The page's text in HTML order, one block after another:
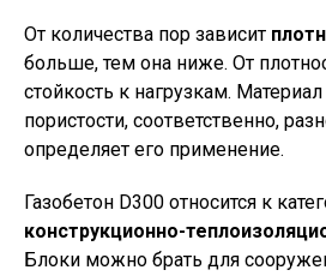
От количества пор зависит
больше, тем она ниже. От
стойкость к нагрузкам.
пористости, соответственно,
определяет его применение.
Газобетон D300 относится к
конструкционно-
Блоки можно брать для